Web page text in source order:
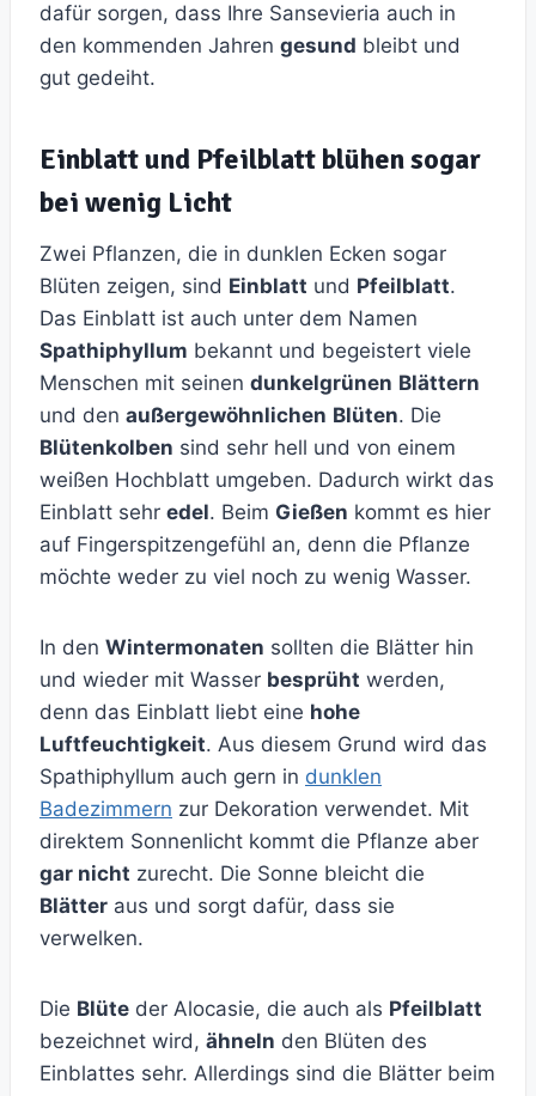
dafür sorgen, dass Ihre Sansevieria auch in
den kommenden Jahren gesund bleibt und
gut gedeiht.
Einblatt und Pfeilblatt blühen sogar
bei wenig Licht
Zwei Pflanzen, die in dunklen Ecken sogar
Blüten zeigen, sind Einblatt und Pfeilblatt.
Das Einblatt ist auch unter dem Namen
Spathiphyllum bekannt und begeistert viele
Menschen mit seinen dunkelgrünen Blättern
und den außergewöhnlichen Blüten. Die
Blütenkolben sind sehr hell und von einem
weißen Hochblatt umgeben. Dadurch wirkt das
Einblatt sehr edel. Beim Gießen kommt es hier
auf Fingerspitzengefühl an, denn die Pflanze
möchte weder zu viel noch zu wenig Wasser.
In den Wintermonaten sollten die Blätter hin
und wieder mit Wasser besprüht werden,
denn das Einblatt liebt eine hohe
Luftfeuchtigkeit. Aus diesem Grund wird das
Spathiphyllum auch gern in dunklen
Badezimmern zur Dekoration verwendet. Mit
direktem Sonnenlicht kommt die Pflanze aber
gar nicht zurecht. Die Sonne bleicht die
Blätter aus und sorgt dafür, dass sie
verwelken.
Die Blüte der Alocasie, die auch als Pfeilblatt
bezeichnet wird, ähneln den Blüten des
Einblattes sehr. Allerdings sind die Blätter beim